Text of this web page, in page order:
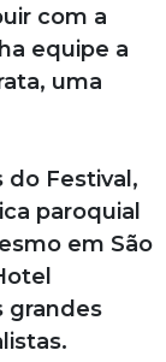
com a
equipe a
uma
do Festival,
paroquial
em São
grandes